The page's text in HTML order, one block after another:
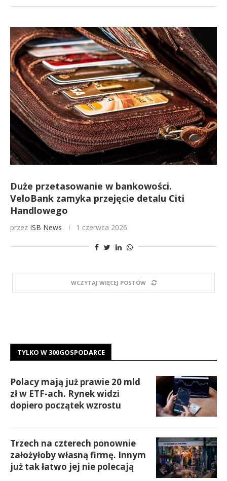
Duże przetasowanie w bankowości.
VeloBank zamyka przejęcie detalu Citi
Handlowego
przez ISB News 1 czerwca 2026
WCZYTAJ WIĘCEJ POSTÓW
TYLKO W 300GOSPODARCE
Polacy mają już prawie 20 mld
zł w ETF-ach. Rynek widzi
dopiero początek wzrostu
Trzech na czterech ponownie
założyłoby własną firmę. Innym
już tak łatwo jej nie polecają